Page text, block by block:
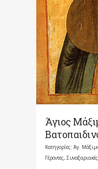
Άγιος
Κατηγορίες: Άγ.
Γέροντες,